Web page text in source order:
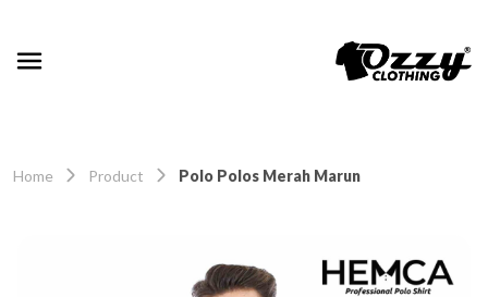
Home Product Polo Polos Merah Marun